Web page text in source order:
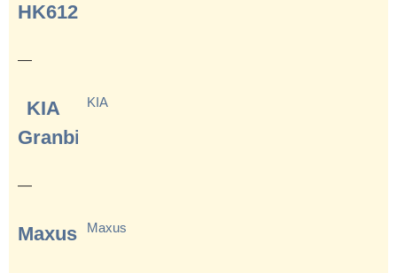
HK6120
—
KIA
Granbird
KIA
—
Maxus Maxus